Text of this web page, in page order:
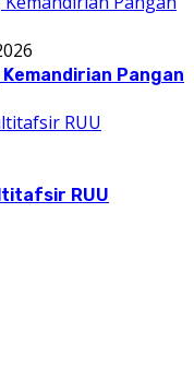
Pangan
RUU